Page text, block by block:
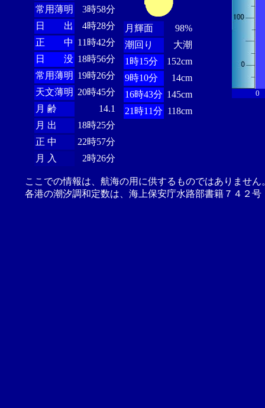
常用薄明
3時58分
日 出
4時28分
正 中 11時42分
日 没 18時56分
常用薄明 19時26分
天文薄明 20時45分
月 齢
14.1
月 出
18時25分
正 中
22時57分
月 入
2時26分
月輝面
98%
潮回り
大潮
1時15分
152cm
9時10分
14cm
16時43分 145cm
21時11分 118cm
0
ここでの情報は、航海の用に供するものではありませ
各港の潮汐調和定数は、海上保安庁水路部書籍７４２